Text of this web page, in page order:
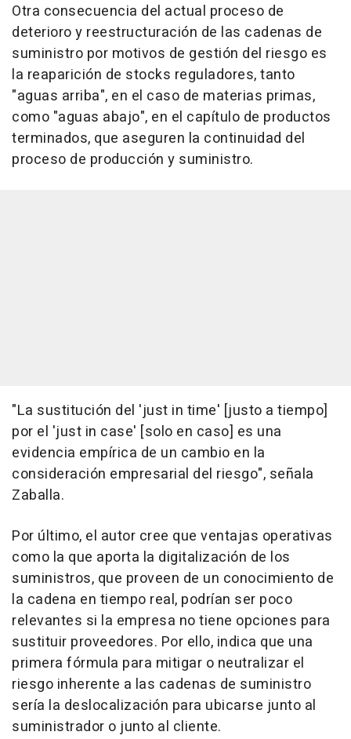
Otra consecuencia del actual proceso de
deterioro y reestructuración de las cadenas de
suministro por motivos de gestión del riesgo es
la reaparición de stocks reguladores, tanto
"aguas arriba", en el caso de materias primas,
como "aguas abajo", en el capítulo de productos
terminados, que aseguren la continuidad del
proceso de producción y suministro.
"La sustitución del 'just in time' [justo a tiempo]
por el 'just in case' [solo en caso] es una
evidencia empírica de un cambio en la
consideración empresarial del riesgo", señala
Zaballa.
Por último, el autor cree que ventajas operativas
como la que aporta la digitalización de los
suministros, que proveen de un conocimiento de
la cadena en tiempo real, podrían ser poco
relevantes si la empresa no tiene opciones para
sustituir proveedores. Por ello, indica que una
primera fórmula para mitigar o neutralizar el
riesgo inherente a las cadenas de suministro
sería la deslocalización para ubicarse junto al
suministrador o junto al cliente.